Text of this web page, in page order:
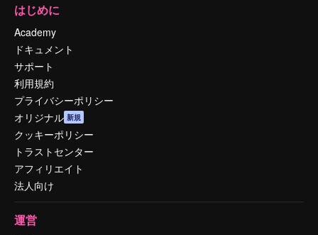
はじめに
Academy
ドキュメント
サポート
利用規約
プライバシーポリシー
オリジナル 新規
クッキーポリシー
トラストセンター
アフィリエイト
法人向け
運営